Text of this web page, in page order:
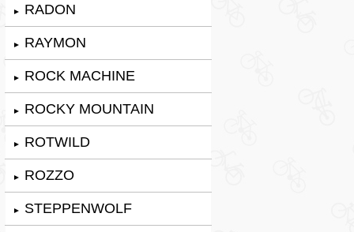
► RADON
► RAYMON
► ROCK MACHINE
► ROCKY MOUNTAIN
► ROTWILD
► ROZZO
► STEPPENWOLF